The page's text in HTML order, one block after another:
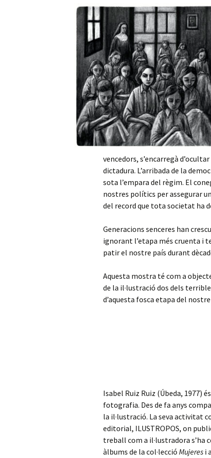
vencedors, s’encarregà
dictadura. L’arribada de la
sota l’empara del règim. El
nostres polítics per assegurar
del record que tota societat ha
Generacions senceres han
ignorant l’etapa més cruenta i
patir el nostre país durant
Aquesta mostra té com a
de la il·lustració dos dels
d’aquesta fosca etapa del
Isabel Ruiz Ruiz (Úbeda, 1977)
fotografia. Des de fa anys
la il·lustració. La seva activitat
editorial, ILUSTROPOS, on
treball com a il·lustradora s’ha
àlbums de la col·lecció Mujeres i